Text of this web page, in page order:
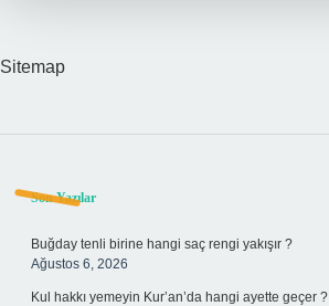
Sitemap
Sidebar
Son Yazılar
Buğday tenli birine hangi saç rengi yakışır ?
Ağustos 6, 2026
Kul hakkı yemeyin Kur’an’da hangi ayette geçer ?